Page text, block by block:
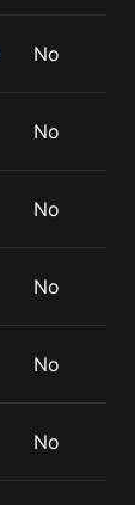
No
No
No
No
No
No